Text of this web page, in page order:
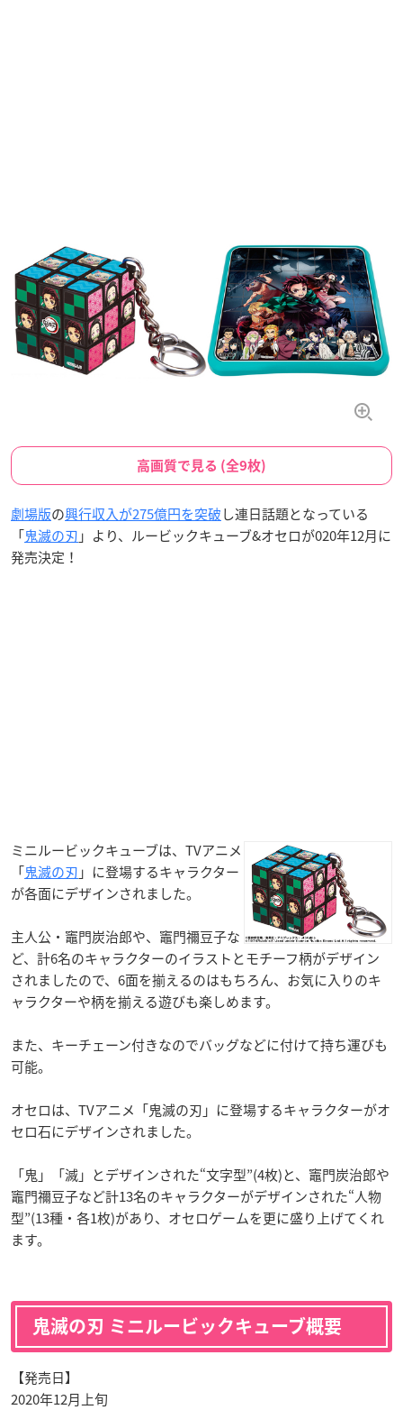
高画質で見る (全9枚)
劇場版の興行収入が275億円を突破し連日話題となっている
「鬼滅の刃 」より、ルービックキューブ&オセロが020年12月に
発売決定！
ミニルービックキューブは、TVアニメ
「鬼滅の刃 」に登場するキャラクター
が各面にデザインされました。
主人公・竈門炭治郎や、竈門禰󠄀豆子な
ど、計6名のキャラクターのイラストとモチーフ柄がデザイン
されましたので、6面を揃えるのはもちろん、お気に入りのキ
ャラクターや柄を揃える遊びも楽しめます。
また、キーチェーン付きなのでバッグなどに付けて持ち運びも
可能。
オセロは、TVアニメ「鬼滅の刃」に登場するキャラクターがオ
セロ石にデザインされました。
「鬼」「滅」とデザインされた“文字型”(4枚)と、竈門炭治郎や
竈門禰󠄀豆子など計13名のキャラクターがデザインされた“人物
型”(13種・各1枚)があり、オセロゲームを更に盛り上げてくれ
ます。
鬼滅の刃 ミニルービックキューブ概要
【発売日】
2020年12月上旬